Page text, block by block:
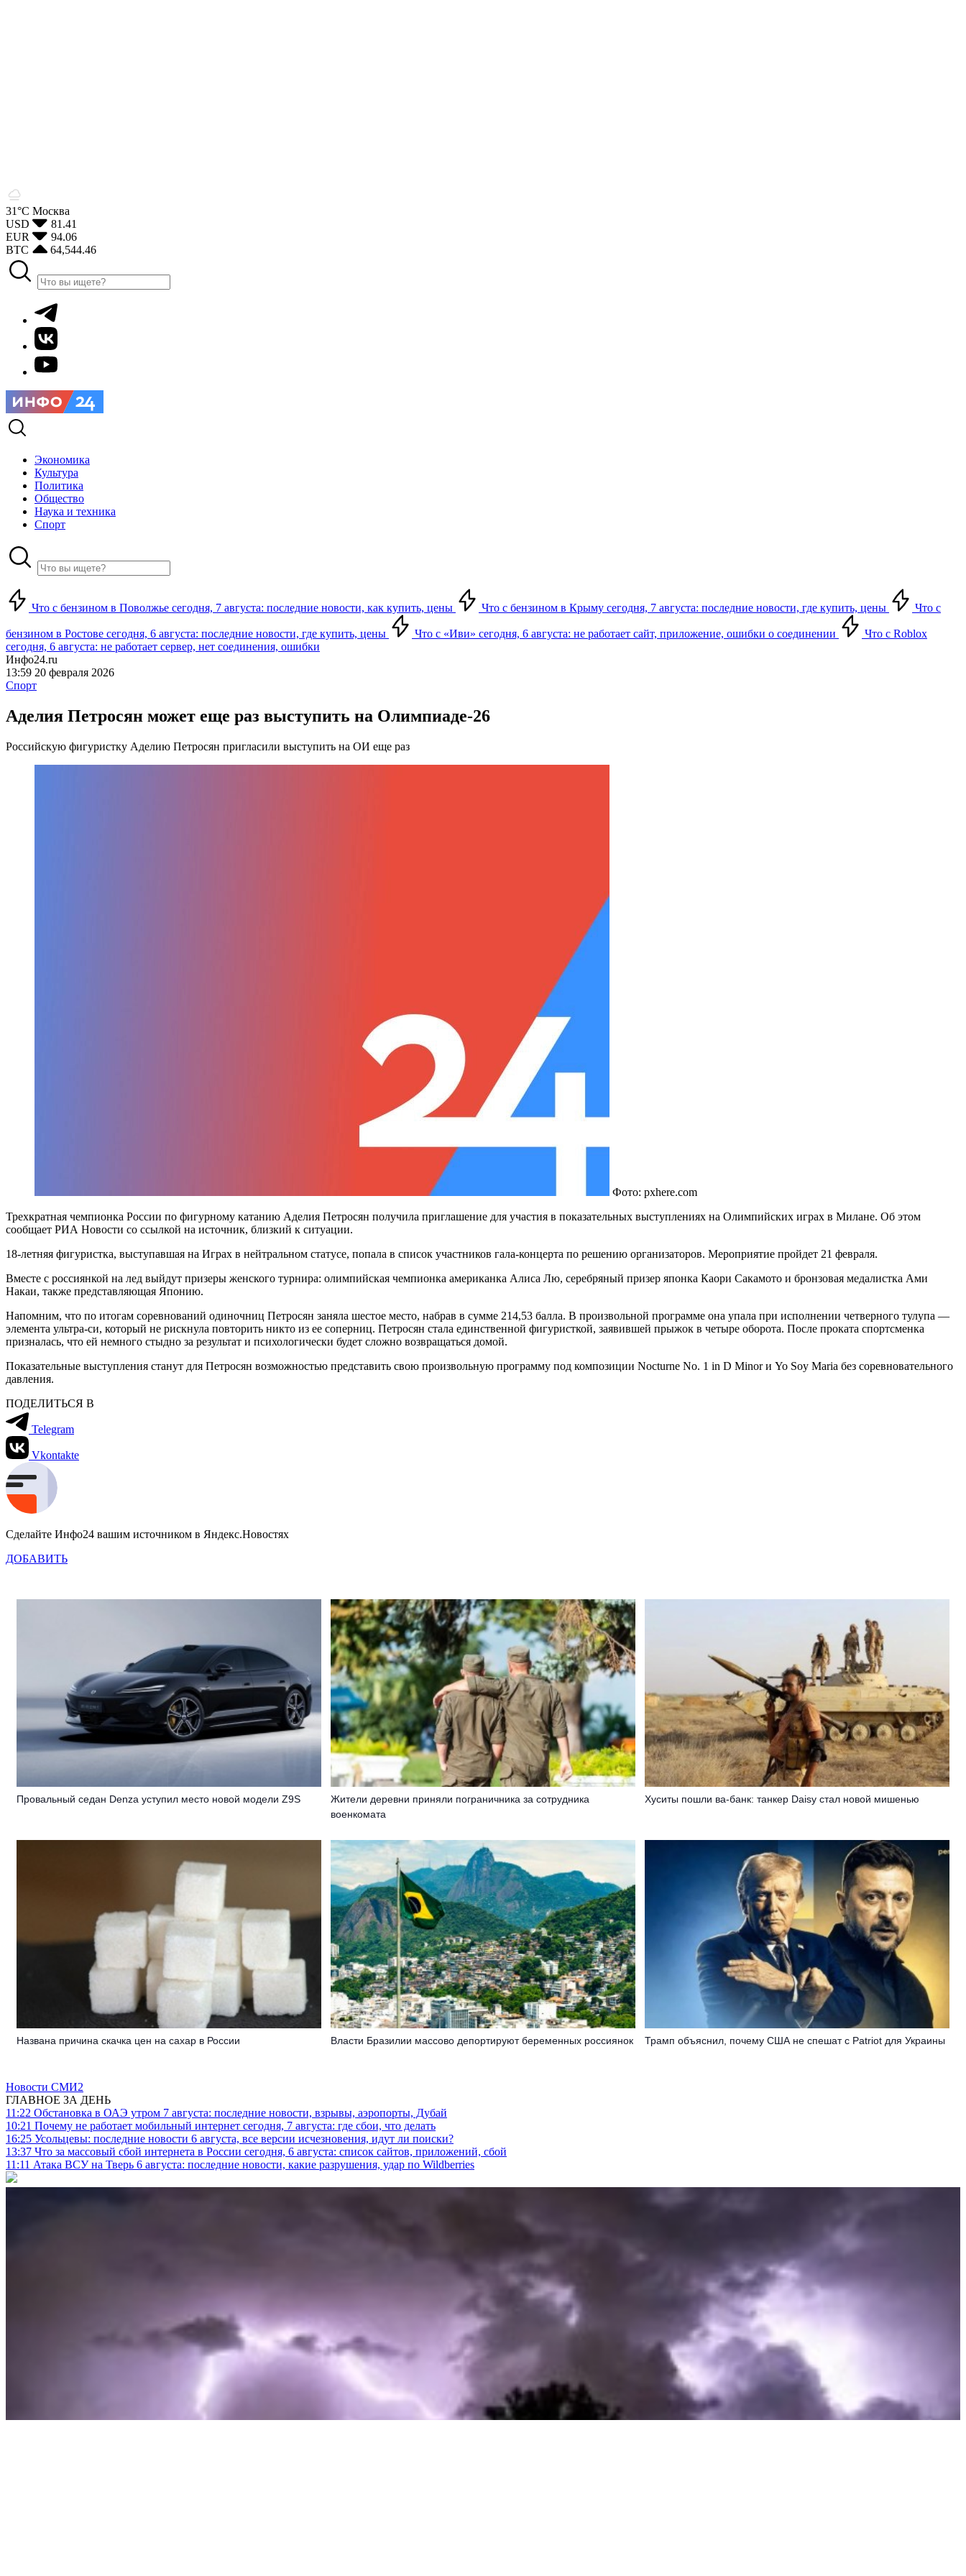
31°С Москва
USD
81.41
EUR
94.06
BTC
64,544.46
Экономика
Культура
Политика
Общество
Наука и техника
Спорт
Что с бензином в Поволжье сегодня, 7 августа: последние новости, как купить, цены Что с бензином в Крыму сегодня, 7 августа: последние новости, где купить, цены Что с
бензином в Ростове сегодня, 6 августа: последние новости, где купить, цены Что с «Иви» сегодня, 6 августа: не работает сайт, приложение, ошибки о соединении
Что с Roblox
сегодня, 6 августа: не работает сервер, нет соединения, ошибки
Инфо24.ru
13:59 20 февраля 2026
Спорт
Аделия Петросян может еще раз выступить на Олимпиаде-26
Российскую фигуристку Аделию Петросян пригласили выступить на ОИ еще раз
Фото: pxhere.com
Трехкратная чемпионка России по фигурному катанию Аделия Петросян получила приглашение для участия в показательных выступлениях на Олимпийских играх в Милане. Об этом
сообщает РИА Новости со ссылкой на источник, близкий к ситуации.
18-летняя фигуристка, выступавшая на Играх в нейтральном статусе, попала в список участников гала-концерта по решению организаторов. Мероприятие пройдет 21 февраля.
Вместе с россиянкой на лед выйдут призеры женского турнира: олимпийская чемпионка американка Алиса Лю, серебряный призер японка Каори Сакамото и бронзовая медалистка Ами
Накаи, также представляющая Японию.
Напомним, что по итогам соревнований одиночниц Петросян заняла шестое место, набрав в сумме 214,53 балла. В произвольной программе она упала при исполнении четверного тулупа —
элемента ультра-си, который не рискнула повторить никто из ее соперниц. Петросян стала единственной фигуристкой, заявившей прыжок в четыре оборота. После проката спортсменка
призналась, что ей немного стыдно за результат и психологически будет сложно возвращаться домой.
Показательные выступления станут для Петросян возможностью представить свою произвольную программу под композиции Nocturne No. 1 in D Minor и Yo Soy Maria без соревновательного
давления.
ПОДЕЛИТЬСЯ В
Telegram
Vkontakte
Сделайте Инфо24 вашим источником в Яндекс.Новостях
ДОБАВИТЬ
Провальный седан Denza уступил место новой модели Z9S
Жители деревни приняли пограничника за сотрудника
военкомата
Хуситы пошли ва-банк: танкер Daisy стал новой мишенью
Названа причина скачка цен на сахар в России Власти Бразилии массово депортируют беременных россиянок Трамп объяснил, почему США не спешат с Patriot для Украины
Новости СМИ2
ГЛАВНОЕ ЗА ДЕНЬ
11:22 Обстановка в ОАЭ утром 7 августа: последние новости, взрывы, аэропорты, Дубай
10:21 Почему не работает мобильный интернет сегодня, 7 августа: где сбои, что делать
16:25 Усольцевы: последние новости 6 августа, все версии исчезновения, идут ли поиски?
13:37 Что за массовый сбой интернета в России сегодня, 6 августа: список сайтов, приложений, сбой
11:11 Атака ВСУ на Тверь 6 августа: последние новости, какие разрушения, удар по Wildberries